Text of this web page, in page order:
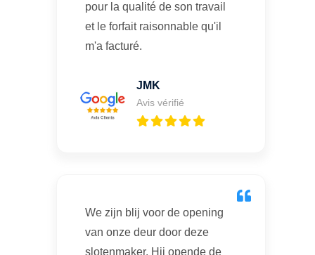
pour la qualité de son travail
et le forfait raisonnable qu'il
m'a facturé.
JMK
Avis vérifié
We zijn blij voor de opening
van onze deur door deze
slotenmaker. Hij opende de